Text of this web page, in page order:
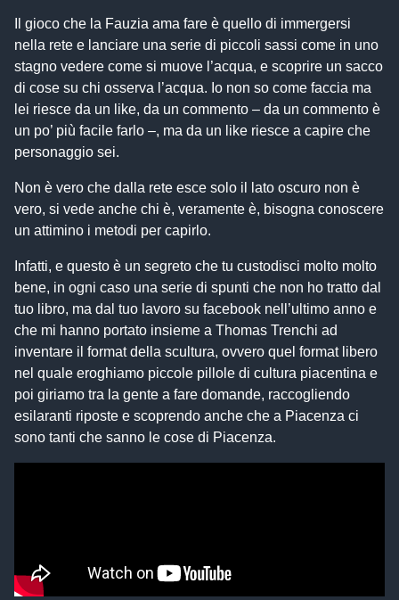
Il gioco che la Fauzia ama fare è quello di immergersi
nella rete e lanciare una serie di piccoli sassi come in uno
stagno vedere come si muove l’acqua, e scoprire un sacco
di cose su chi osserva l’acqua. Io non so come faccia ma
lei riesce da un like, da un commento – da un commento è
un po’ più facile farlo –, ma da un like riesce a capire che
personaggio sei.
Non è vero che dalla rete esce solo il lato oscuro non è
vero, si vede anche chi è, veramente è, bisogna conoscere
un attimino i metodi per capirlo.
Infatti, e questo è un segreto che tu custodisci molto molto
bene, in ogni caso una serie di spunti che non ho tratto dal
tuo libro, ma dal tuo lavoro su facebook nell’ultimo anno e
che mi hanno portato insieme a Thomas Trenchi ad
inventare il format della scultura, ovvero quel format libero
nel quale eroghiamo piccole pillole di cultura piacentina e
poi giriamo tra la gente a fare domande, raccogliendo
esilaranti riposte e scoprendo anche che a Piacenza ci
sono tanti che sanno le cose di Piacenza.